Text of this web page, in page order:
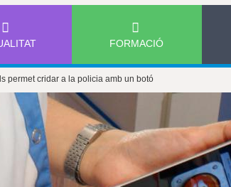
FORMACIÓ
permet cridar a la policia amb un botó